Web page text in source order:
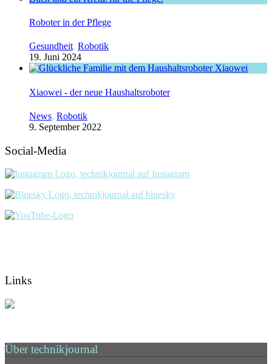
Roboter in der Pflege
Gesundheit, Robotik
19. Juni 2024
Xiaowei - der neue Haushaltsroboter
News, Robotik
9. September 2022
Social-Media
Links
Über technikjournal